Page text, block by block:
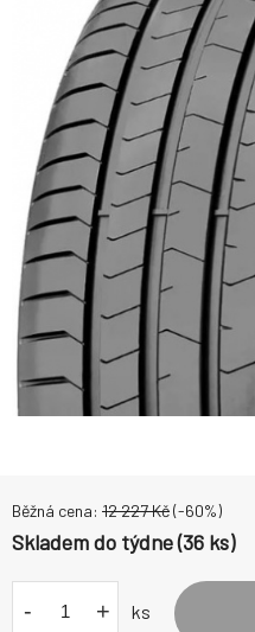
Běžná cena: 12 227Kč(-60%)
Skladem do týdne (36 ks)
- + ks